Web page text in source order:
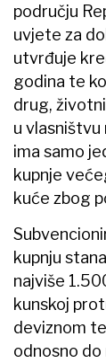
području
uvjete za
utvrđuje
godina te
drug,
u vlasništvu
ima samo
kupnje
kuće zbog
kupnju
najviše
kunskoj
deviznom
odnosno